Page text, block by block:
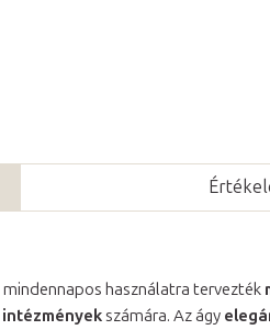
használatra tervezték
számára. Az ágy